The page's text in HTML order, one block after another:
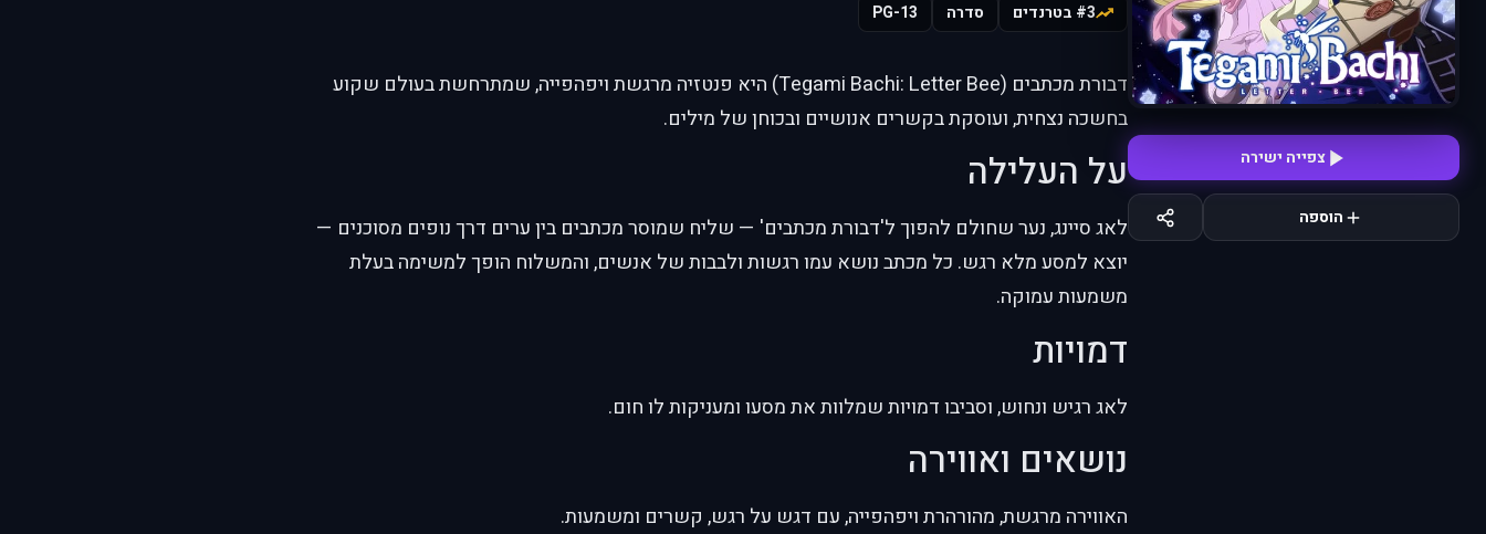
צפייה ישירה
הוספה
#3 בטרנדים סדרה PG-13
דבורת מכתבים (Tegami Bachi: Letter Bee) היא פנטזיה מרגשת ויפהפייה, שמתרחשת בעולם שקוע
בחשכה נצחית, ועוסקת בקשרים אנושיים ובכוחן של מילים.
על העלילה
לאג סיינג, נער שחולם להפוך ל'דבורת מכתבים' — שליח שמוסר מכתבים בין ערים דרך נופים מסוכנים —
יוצא למסע מלא רגש. כל מכתב נושא עמו רגשות ולבבות של אנשים, והמשלוח הופך למשימה בעלת
משמעות עמוקה.
דמויות
לאג רגיש ונחוש, וסביבו דמויות שמלוות את מסעו ומעניקות לו חום.
נושאים ואווירה
האווירה מרגשת, מהורהרת ויפהפייה, עם דגש על רגש, קשרים ומשמעות.